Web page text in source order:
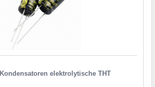
Kondensatoren elektrolytische THT